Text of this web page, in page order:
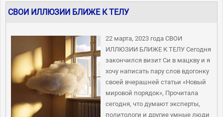
СВОИ ИЛЛЮЗИИ БЛИЖЕ К ТЕЛУ
22 марта, 2023 года СВОИ
ИЛЛЮЗИИ БЛИЖЕ К ТЕЛУ Сегодня
закончился визит Си в мацкву и я
хочу написать пару слов вдогонку
своей вчерашней статьи «Новый
мировой порядок», Прочитала
сегодня, что думают эксперты,
политологи и другие умные люди